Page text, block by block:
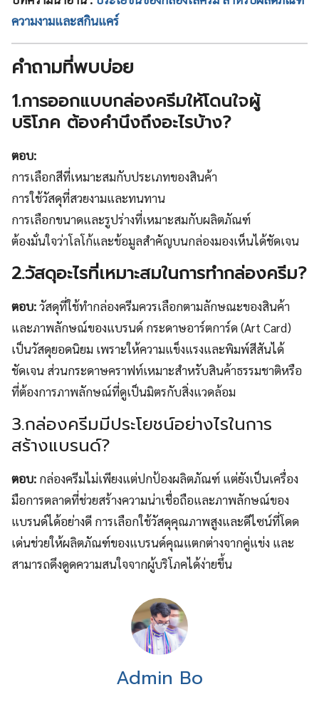
ความงามและสกินแคร์
คำถามที่พบบ่อย
1.การออกแบบกล่องครีมให้โดนใจผู้
บริโภค ต้องคำนึงถึงอะไรบ้าง?
ตอบ:
การเลือกสีที่เหมาะสมกับประเภทของสินค้า
การใช้วัสดุที่สวยงามและทนทาน
การเลือกขนาดและรูปร่างที่เหมาะสมกับผลิตภัณฑ์
ต้องมั่นใจว่าโลโก้และข้อมูลสำคัญบนกล่องมองเห็นได้ชัดเจน
2.วัสดุอะไรที่เหมาะสมในการทำกล่องครีม?
ตอบ:วัสดุที่ใช้ทำกล่องครีมควรเลือกตามลักษณะของสินค้า
และภาพลักษณ์ของแบรนด์ กระดาษอาร์ตการ์ด (Art Card)
เป็นวัสดุยอดนิยม เพราะให้ความแข็งแรงและพิมพ์สีสันได้
ชัดเจน ส่วนกระดาษคราฟท์เหมาะสำหรับสินค้าธรรมชาติหรือ
ที่ต้องการภาพลักษณ์ที่ดูเป็นมิตรกับสิ่งแวดล้อม
3.กล่องครีมมีประโยชน์อย่างไรในการ
สร้างแบรนด์?
ตอบ: กล่องครีมไม่เพียงแต่ปกป้องผลิตภัณฑ์ แต่ยังเป็นเครื่อง
มือการตลาดที่ช่วยสร้างความน่าเชื่อถือและภาพลักษณ์ของ
แบรนด์ได้อย่างดี การเลือกใช้วัสดุคุณภาพสูงและดีไซน์ที่โดด
เด่นช่วยให้ผลิตภัณฑ์ของแบรนด์คุณแตกต่างจากคู่แข่ง และ
สามารถดึงดูดความสนใจจากผู้บริโภคได้ง่ายขึ้น
Admin Bo